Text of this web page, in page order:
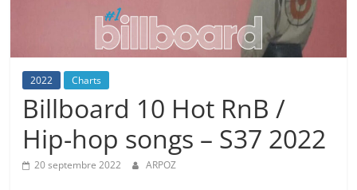
2022 Charts
Billboard 10 Hot RnB /
Hip-hop songs – S37 2022
20 septembre 2022 ARPOZ